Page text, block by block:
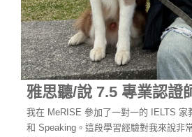
雅思聽/說 7.5 專業認證
我在 MeRISE 參加了一對一的 IELTS 家
和 Speaking。這段學習經驗對我來說非